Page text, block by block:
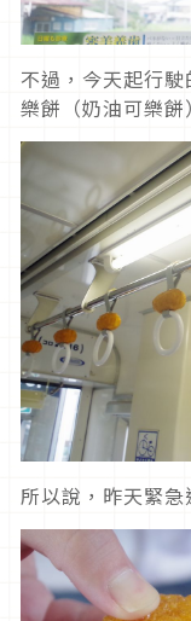
不過，今天起行
樂餅（奶油可樂餅
所以說，昨天緊急